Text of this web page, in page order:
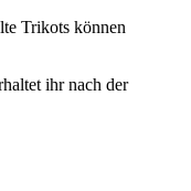
Trikots können
ihr nach der